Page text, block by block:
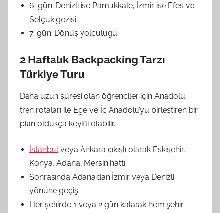
6. gün: Denizli ise Pamukkale, İzmir ise Efes ve
Selçuk gezisi.
7. gün: Dönüş yolculuğu.
2 Haftalık Backpacking Tarzı
Türkiye Turu
Daha uzun süresi olan öğrenciler için Anadolu
tren rotaları ile Ege ve İç Anadolu’yu birleştiren bir
plan oldukça keyifli olabilir.
İstanbulveya Ankara çıkışlı olarak Eskişehir,
Konya, Adana, Mersin hattı.
Sonrasında Adana’dan İzmir veya Denizli
yönüne geçiş.
Her şehirde 1 veya 2 gün kalarak hem şehir